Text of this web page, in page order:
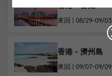
香港 - 首爾
來回 08/29-09/03
香港 - 濟州島
來回 09/07-09/09